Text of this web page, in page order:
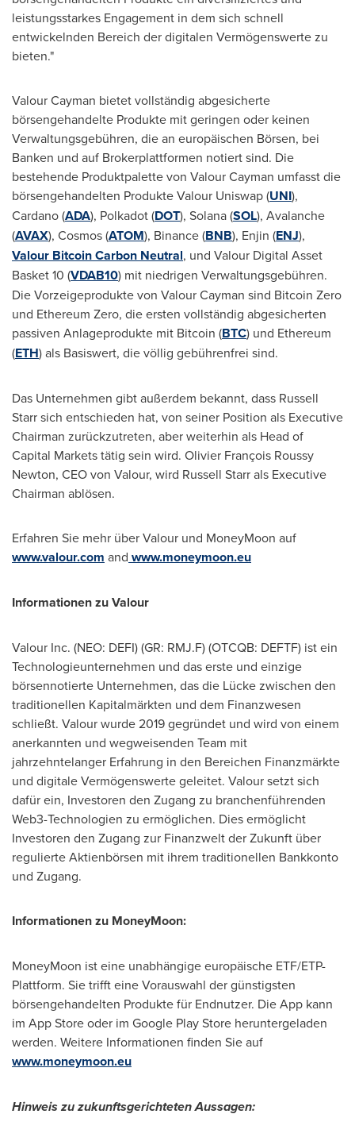
leistungsstarkes Engagement in dem sich schnell
entwickelnden Bereich der digitalen Vermögenswerte zu
bieten."
Valour Cayman bietet vollständig abgesicherte
börsengehandelte Produkte mit geringen oder keinen
Verwaltungsgebühren, die an europäischen Börsen, bei
Banken und auf Brokerplattformen notiert sind. Die
bestehende Produktpalette von Valour Cayman umfasst die
börsengehandelten Produkte Valour Uniswap (UNI),
Cardano (ADA), Polkadot (DOT), Solana (SOL), Avalanche
(AVAX), Cosmos (ATOM), Binance (BNB), Enjin (ENJ),
Valour Bitcoin Carbon Neutral, und Valour Digital Asset
Basket 10 (VDAB10) mit niedrigen Verwaltungsgebühren.
Die Vorzeigeprodukte von Valour Cayman sind Bitcoin Zero
und Ethereum Zero, die ersten vollständig abgesicherten
passiven Anlageprodukte mit Bitcoin (BTC) und Ethereum
(ETH) als Basiswert, die völlig gebührenfrei sind.
Das Unternehmen gibt außerdem bekannt, dass Russell
Starrsich entschieden hat, von seiner Position als Executive
Chairman zurückzutreten, aber weiterhin als Head of
Capital Markets tätig sein wird. Olivier François Roussy
Newton, CEOvon Valour, wird Russell Starrals Executive
Chairman ablösen.
Erfahren Sie mehr über Valour und MoneyMoon auf
www.valour.com and www.moneymoon.eu
Informationen zu Valour
Valour Inc. (NEO: DEFI) (GR: RMJ.F) (OTCQB: DEFTF) ist ein
Technologieunternehmen und das erste und einzige
börsennotierte Unternehmen, das die Lücke zwischen den
traditionellen Kapitalmärkten und dem Finanzwesen
schließt. Valour wurde 2019 gegründet und wird von einem
anerkannten und wegweisenden Team mit
jahrzehntelanger Erfahrung in den Bereichen Finanzmärkte
und digitale Vermögenswerte geleitet. Valour setzt sich
dafür ein, Investoren den Zugang zu branchenführenden
Web3-Technologien zu ermöglichen. Dies ermöglicht
Investoren den Zugang zur Finanzwelt der Zukunft über
regulierte Aktienbörsen mit ihrem traditionellen Bankkonto
und Zugang.
Informationen zu MoneyMoon:
MoneyMoon ist eine unabhängige europäische ETF/ETP-
Plattform. Sie trifft eine Vorauswahl der günstigsten
börsengehandelten Produkte für Endnutzer. Die App kann
im App Storeoder im Google Play Store heruntergeladen
werden. Weitere Informationen finden Sie auf
www.moneymoon.eu
Hinweis zu zukunftsgerichteten Aussagen: